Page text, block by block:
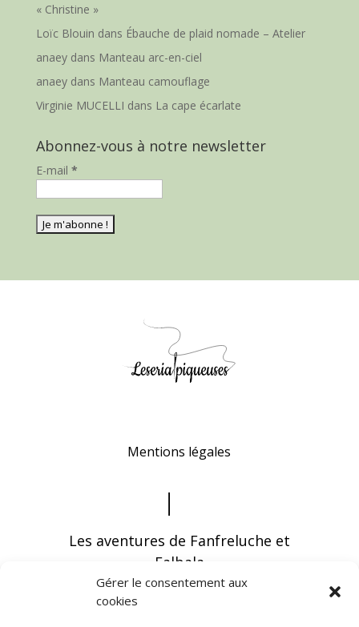
Gérer le consentement aux
cookies
« Christine »
Loïc Blouin dans Ébauche de plaid nomade – Atelier
anaeydans Manteau arc-en-ciel
anaeydans Manteau camouflage
Virginie MUCELLI dans La cape écarlate
Abonnez-vous à notre newsletter
E-mail *
Mentions légales
Les aventures de Fanfreluche et
Falbala